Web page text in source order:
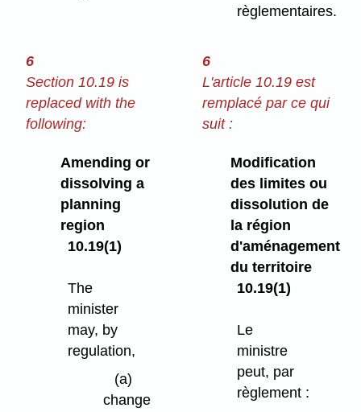
règlementaires.
6
Section 10.19 is
replaced with the
following:
6
L'article 10.19 est
remplacé par ce qui
suit :
Amending or
dissolving a
planning
region
10.19(1)
The
minister
may, by
regulation,
(a)
change
Modification
des limites ou
dissolution de
la région
d'aménagement
du territoire
10.19(1)
Le
ministre
peut, par
règlement :